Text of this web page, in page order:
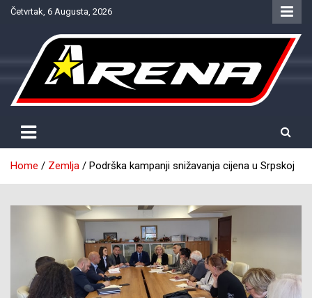
SkipČetvrtak, 6 Augusta, 2026
NTV Arena
Home Zemlja Podrška kampanji snižavanja cijena u Srpskoj